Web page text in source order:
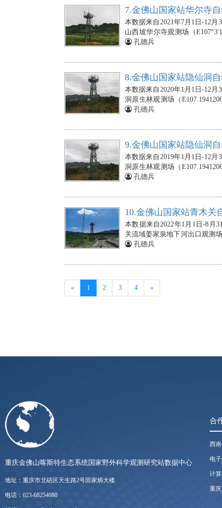
10cm、20cm、40cm、60cm
头埋设在地下2cm、5cm、
壤热通量板（3块）依次埋设在
温度探头（3个），埋在地下5
10min），若出现数据的缺失，
7.金佛山国家站华尔寺
本数据来自2021年7月1日-12
山西坡华尔寺观测场（
象站的空气温度、相对湿度传
处，朝向正南；光合有效辐射
10cm、20cm、40cm、60cm
头埋设在地下2cm、5cm、
壤热通量板（3块）依次埋设在
温度探头（3个），埋在地下5
10min），若出现数据的缺失，
孔德兵
8.金佛山国家站隐仙洞
本数据来自2020年1月1日-12
洞原生林观测场（
动气象站的空气温度、相对湿
在5 m处，朝向正南；光合有
下0cm、2cm、5cm、10cm、
设在地下2cm、5cm、10cm、
通量板（3块）依次埋设在地下
探头（1个），埋在地下5 cm
出现数据的缺失，则由NAN标
孔德兵
9.金佛山国家站隐仙洞
本数据来自2019年1月1日-12
洞原生林观测场（
动气象站的空气温度、相对湿
在5 m处，朝向正南；光合有
下0cm、2cm、5cm、10cm、
设在地下2cm、5cm、10cm、
通量板（3块）依次埋设在地下
探头（1个），埋在地下5 cm
出现数据的缺失，则由NAN标
孔德兵
10.金佛山国家站青木关
本数据来自2022年1月1日-8月
关流域姜家泉地下河出口观测
据。青木关自动气象站的空气
射仪安装在5 m处，朝向正南
分探头埋设在地下2cm、5cm
方；土壤热通量板（3块）依
孔德兵
« 1 (current)
2 3 4 »
重庆金佛山喀斯特生态系统国家野外科学观测研究站数据中心
地址：重庆市北碚区天生路2号田家炳大楼
电话：023-68254080
合
西
电
计
重